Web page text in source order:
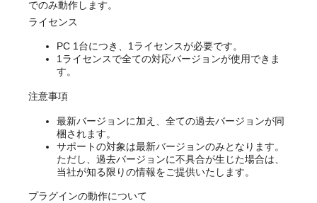
でのみ動作します。
ライセンス
PC 1台につき、1ライセンスが必要です。
1ライセンスで全ての対応バージョンが使用できま
す。
注意事項
最新バージョンに加え、全ての過去バージョンが同
梱されます。
サポートの対象は最新バージョンのみとなります。
ただし、過去バージョンに不具合が生じた場合は、
当社が知る限りの情報をご提供いたします。
プラグインの動作について